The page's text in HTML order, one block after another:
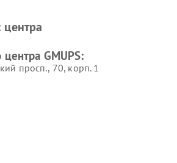
центра
GMUPS:
просп., 70, корп. 1